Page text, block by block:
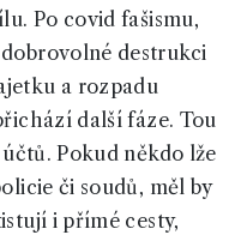
Po covid fašismu,
destrukci
a rozpadu
další fáze. Tou
Pokud někdo lže
či soudů, měl by
i přímé cesty,